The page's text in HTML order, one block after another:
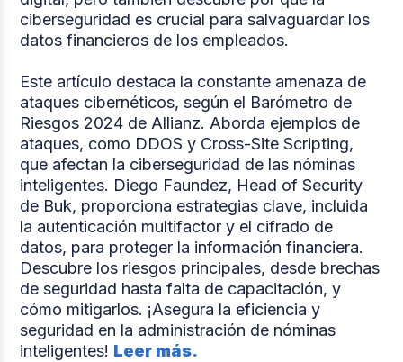
ciberseguridad es crucial para salvaguardar los
datos financieros de los empleados.
Este artículo destaca la constante amenaza de
ataques cibernéticos, según el Barómetro de
Riesgos 2024 de Allianz. Aborda ejemplos de
ataques, como DDOS y Cross-Site Scripting,
que afectan la ciberseguridad de las nóminas
inteligentes. Diego Faundez, Head of Security
de Buk, proporciona estrategias clave, incluida
la autenticación multifactor y el cifrado de
datos, para proteger la información financiera.
Descubre los riesgos principales, desde brechas
de seguridad hasta falta de capacitación, y
cómo mitigarlos. ¡Asegura la eficiencia y
seguridad en la administración de nóminas
inteligentes! Leer más.